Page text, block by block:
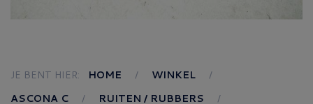
JE BENT HIER: HOME
WINKEL
ASCONA C
RUITEN / RUBBERS